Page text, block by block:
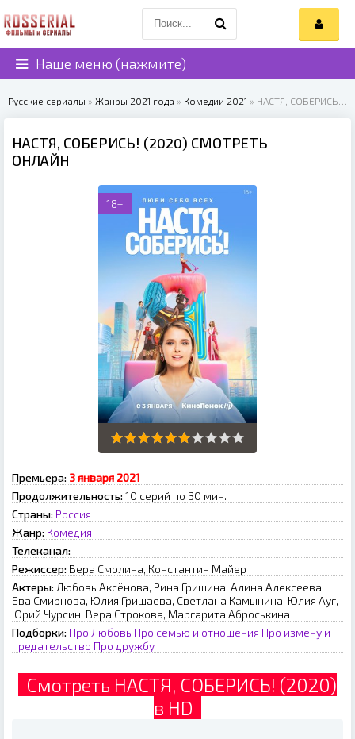
Наше меню (нажмите)
Русские сериалы » Жанры 2021 года » Комедии 2021 » НАСТЯ, СОБЕРИСЬ! (2020)
НАСТЯ, СОБЕРИСЬ! (2020) СМОТРЕТЬ
ОНЛАЙН
18+
Премьера: 3 января 2021
Продолжительность: 10 серий по 30 мин.
Страны: Россия
Жанр: Комедия
Телеканал:
Режиссер: Вера Смолина, Константин Майер
Актеры: Любовь Аксёнова, Рина Гришина, Алина Алексеева,
Ева Смирнова, Юлия Гришаева, Светлана Камынина, Юлия Ауг,
Юрий Чурсин, Вера Строкова, Маргарита Аброськина
Подборки: Про Любовь Про семью и отношения Про измену и
предательство Про дружбу
Смотреть НАСТЯ, СОБЕРИСЬ! (2020)
в HD